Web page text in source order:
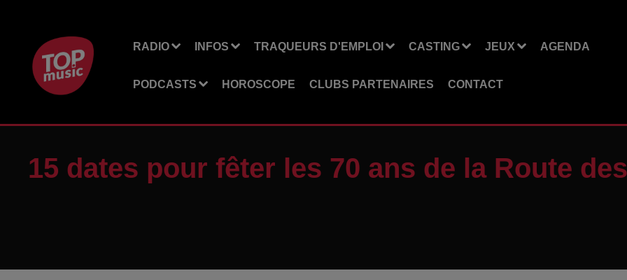
RADIO INFOS TRAQUEURS D'EMPLOI CASTING JEUX AGENDA
PODCASTS HOROSCOPE CLUBS PARTENAIRES CONTACT
15 dates pour fêter les 70 ans de la Route